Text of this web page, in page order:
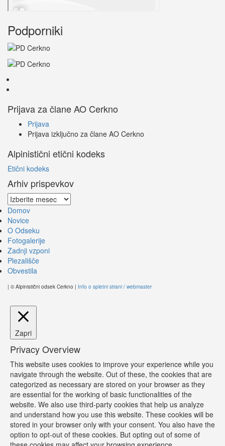
Podporniki
Prijava za člane AO Cerkno
Prijava
Prijava izključno za člane AO Cerkno
Alpinistični etični kodeks
Etični kodeks
Arhiv prispevkov
Arhiv
prispevkov
Domov
Novice
O Odseku
Fotogalerije
Zadnji vzponi
Plezališče
Obvestila
| © Alpinistični odsek Cerkno | Info o spletni strani / webmaster
Zapri
Privacy Overview
This website uses cookies to improve your experience while you
navigate through the website. Out of these, the cookies that are
categorized as necessary are stored on your browser as they
are essential for the working of basic functionalities of the
website. We also use third-party cookies that help us analyze
and understand how you use this website. These cookies will be
stored in your browser only with your consent. You also have the
option to opt-out of these cookies. But opting out of some of